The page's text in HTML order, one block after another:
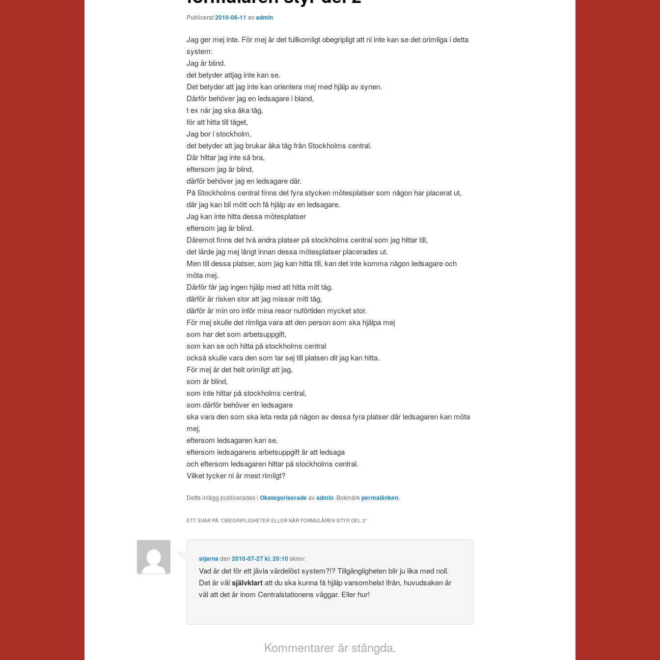
Publicerat2010-06-11 avadmin
Jag ger mej inte. För mej är det fullkomligt obegripligt att ni inte kan se det orimliga i detta
system:
Jag är blind.
det betyder attjag inte kan se.
Det betyder att jag inte kan orientera mej med hjälp av synen.
Därför behöver jag en ledsagare i bland,
t ex när jag ska åka tåg,
för att hitta till tåget,
Jag bor i stockholm,
det betyder att jag brukar åka tåg från Stockholms central.
Där hittar jag inte så bra,
eftersom jag är blind,
därför behöver jag en ledsagare där.
På Stockholms central finns det fyra stycken mötesplatser som någon har placerat ut,
där jag kan bli mött och få hjälp av en ledsagare.
Jag kan inte hitta dessa mötesplatser
eftersom jag är blind.
Däremot finns det två andra platser på stockholms central som jag hittar till,
det lärde jag mej långt innan dessa mötesplatser placerades ut.
Men till dessa platser, som jag kan hitta till, kan det inte komma någon ledsagare och
möta mej.
Därför får jag ingen hjälp med att hitta mitt tåg.
därför är risken stor att jag missar mitt tåg,
därför är min oro inför mina resor nuförtiden mycket stor.
För mej skulle det rimliga vara att den person som ska hjälpa mej
som har det som arbetsuppgift,
som kan se och hitta på stockholms central
också skulle vara den som tar sej till platsen dit jag kan hitta.
För mej är det helt orimligt att jag,
som är blind,
som inte hittar på stockholms central,
som därför behöver en ledsagare
ska vara den som ska leta reda på någon av dessa fyra platser där ledsagaren kan möta
mej,
eftersom ledsagaren kan se,
eftersom ledsagarens arbetsuppgift är att ledsaga
och eftersom ledsagaren hittar på stockholms central.
Vilket tycker ni är mest rimligt?
Detta inlägg publicerades i Okategoriseradeavadmin. Bokmärkpermalänken.
ETT SVAR PÅ ”OBEGRIPLIGHETER ELLER NÄR FORMULÄREN STYR DEL 2”
stjarnaden2010-07-27 kl. 20:10skrev:
Vad är det för ett jävla värdelöst system?!? Tillgängligheten blir ju lika med noll.
Det är välsjälvklartatt du ska kunna få hjälp varsomhelst ifrån, huvudsaken är
väl att det är inom Centralstationens väggar. Eller hur!
Kommentarer är stängda.